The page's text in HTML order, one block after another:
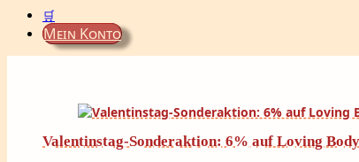
🛒
Mein Konto
Valentinstag-Sonderaktion: 6% auf Loving